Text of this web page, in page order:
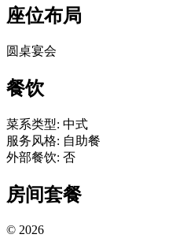
座位布局
圆桌宴会
餐饮
菜系类型: 中式
服务风格: 自助餐
外部餐饮: 否
房间套餐
© 2026